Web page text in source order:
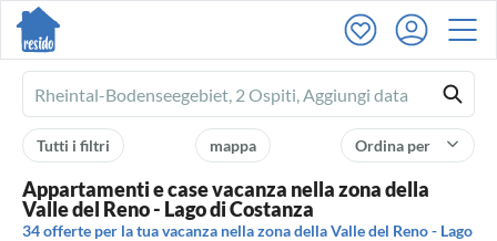
Ferienhausmiete
logo
Ordina per
mappa
Tutti i filtri
Appartamenti e case vacanza nella zona della
Valle del Reno - Lago di Costanza
34 offerte per la tua vacanza nella zona della Valle del Reno - Lago